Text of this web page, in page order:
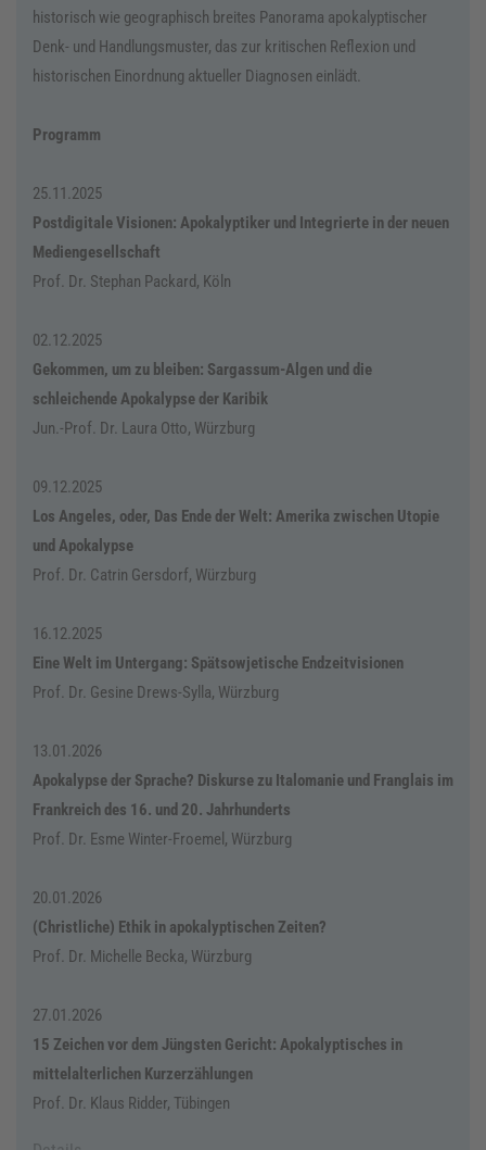
historisch wie geographisch breites Panorama apokalyptischer
Denk- und Handlungsmuster, das zur kritischen Reflexion und
historischen Einordnung aktueller Diagnosen einlädt.
Programm
25.11.2025
Postdigitale Visionen: Apokalyptiker und Integrierte in der neuen
Mediengesellschaft
Prof. Dr. Stephan Packard, Köln
02.12.2025
Gekommen, um zu bleiben: Sargassum-Algen und die
schleichende Apokalypse der Karibik
Jun.-Prof. Dr. Laura Otto, Würzburg
09.12.2025
Los Angeles, oder, Das Ende der Welt: Amerika zwischen Utopie
und Apokalypse
Prof. Dr. Catrin Gersdorf, Würzburg
16.12.2025
Eine Welt im Untergang: Spätsowjetische Endzeitvisionen
Prof. Dr. Gesine Drews-Sylla, Würzburg
13.01.2026
Apokalypse der Sprache? Diskurse zu Italomanie und Franglais im
Frankreich des 16. und 20. Jahrhunderts
Prof. Dr. Esme Winter-Froemel, Würzburg
20.01.2026
(Christliche) Ethik in apokalyptischen Zeiten?
Prof. Dr. Michelle Becka, Würzburg
27.01.2026
15 Zeichen vor dem Jüngsten Gericht: Apokalypti­sches in
mittelalterlichen Kurzerzählungen
Prof. Dr. Klaus Ridder, Tübingen